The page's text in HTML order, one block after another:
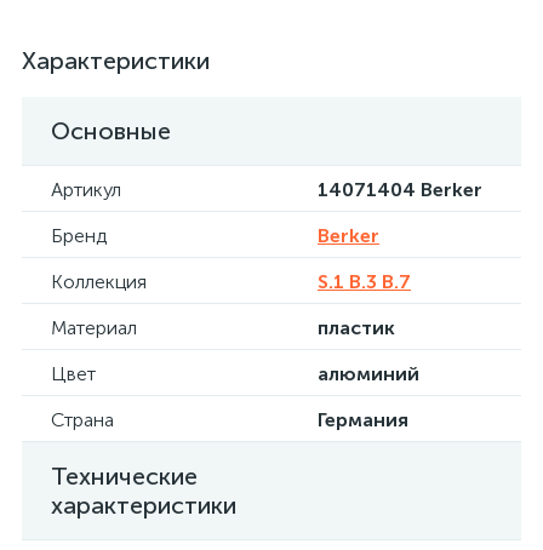
Характеристики
Основные
Артикул
14071404 Berker
Бренд
Berker
Коллекция
S.1 B.3 B.7
Материал
пластик
Цвет
алюминий
Страна
Германия
Технические
характеристики